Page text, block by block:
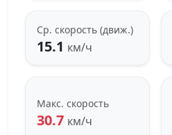
Ср. скорость (движ.)
15.1 км/ч
Макс. скорость
30.7 км/ч